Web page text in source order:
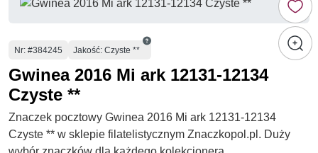
Numer
Nr: #384245 Jakość: Czyste **
Gwinea 2016 Mi ark 12131-12134
Czyste **
Znaczek pocztowy Gwinea 2016 Mi ark 12131-12134
Czyste ** w sklepie filatelistycznym Znaczkopol.pl. Duży